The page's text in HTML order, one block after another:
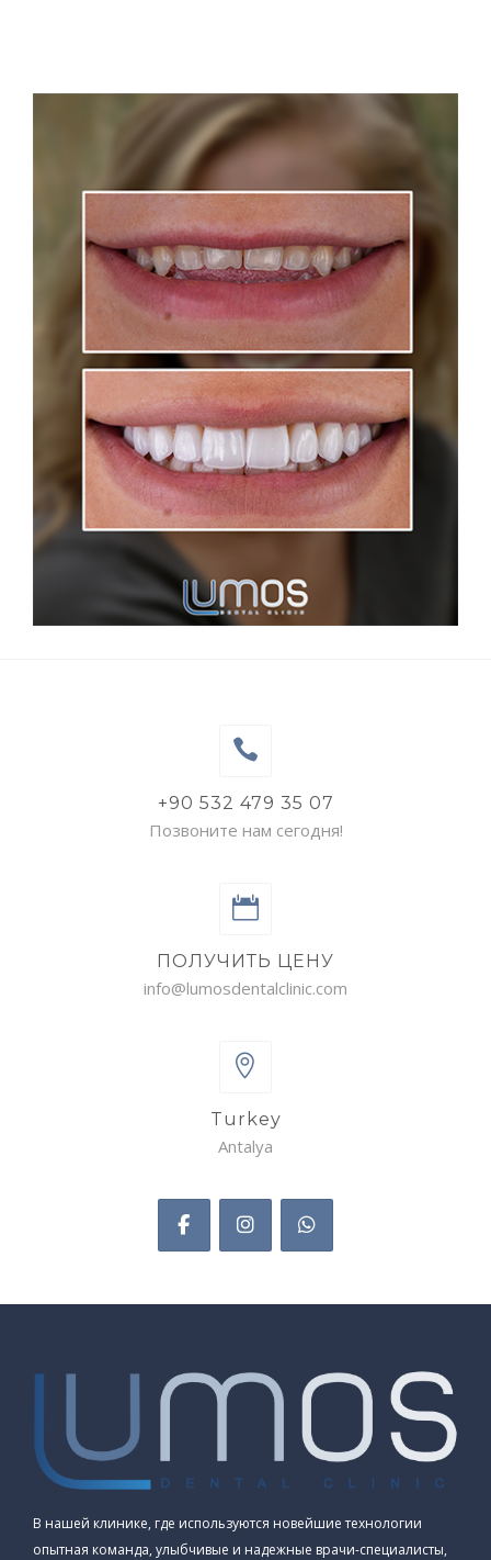
+90 532 479 35 07
Позвоните нам сегодня!
ПОЛУЧИТЬ ЦЕНУ
info@lumosdentalclinic.com
Turkey
Antalya
В нашей клинике, где используются новейшие технологии
опытная команда, улыбчивые и надежные врачи-специалисты,